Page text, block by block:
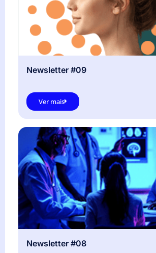
Newsletter #09
Ver mais
Newsletter #08